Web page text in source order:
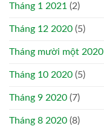
Tháng 1 2021 (2)
Tháng 12 2020 (5)
Tháng mười một 2020
Tháng 10 2020 (5)
Tháng 9 2020 (7)
Tháng 8 2020 (8)